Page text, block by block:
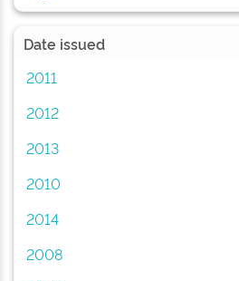
Date issued
2011
2012
2013
2010
2014
2008